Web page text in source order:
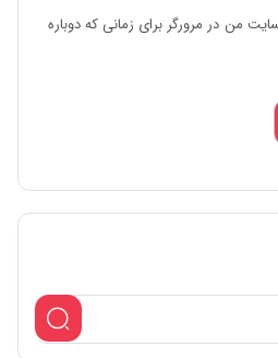
من در مرورگر برای زمانی که دوباره